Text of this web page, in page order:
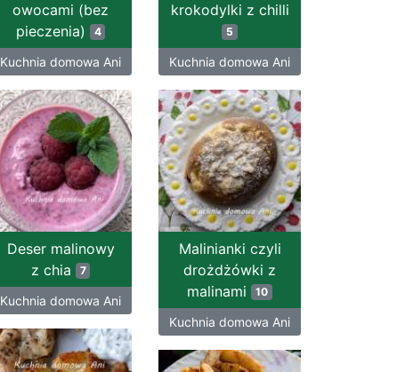
owocami (bez
pieczenia)
4
Kuchnia domowa Ani
krokodylki z chilli
5
Kuchnia domowa Ani
Deser malinowy
z chia
7
Kuchnia domowa Ani
Malinianki czyli
drożdżówki z
malinami 10
Kuchnia domowa Ani